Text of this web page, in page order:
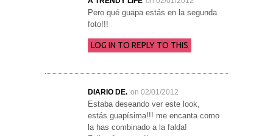
Pero qué guapa estás en la segunda
foto!!!
LOG IN TO REPLY TO THIS
DIARIO DE. on 02/01/2012
Estaba deseando ver este look,
estás guapísima!!! me encanta como
la has combinado a la falda!